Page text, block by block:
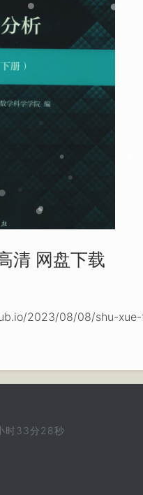
清 网盘下载
2023/08/08/shu-
时33分29秒